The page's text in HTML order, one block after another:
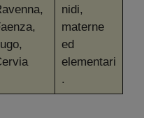
nidi,
materne
ed
elementari
.